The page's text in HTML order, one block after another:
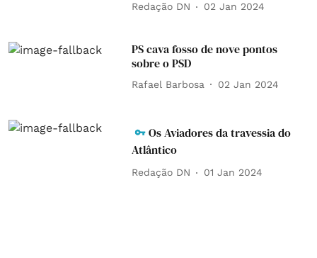
Redação DN 02 Jan 2024
PS cava fosso de nove pontos
sobre o PSD
Rafael Barbosa 02 Jan 2024
Os Aviadores da travessia do
Atlântico
Redação DN 01 Jan 2024